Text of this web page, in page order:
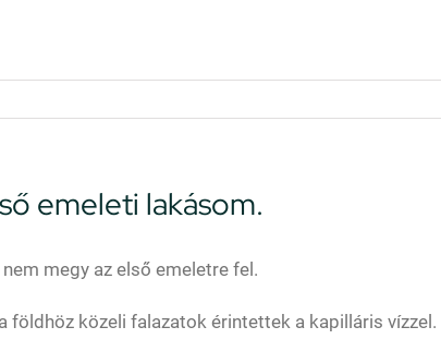
emeleti lakásom.
megy az első emeletre fel.
földhöz közeli falazatok érintettek a kapilláris